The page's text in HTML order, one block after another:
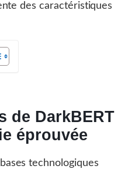
des caractéristiques
de DarkBERT
éprouvée
technologiques